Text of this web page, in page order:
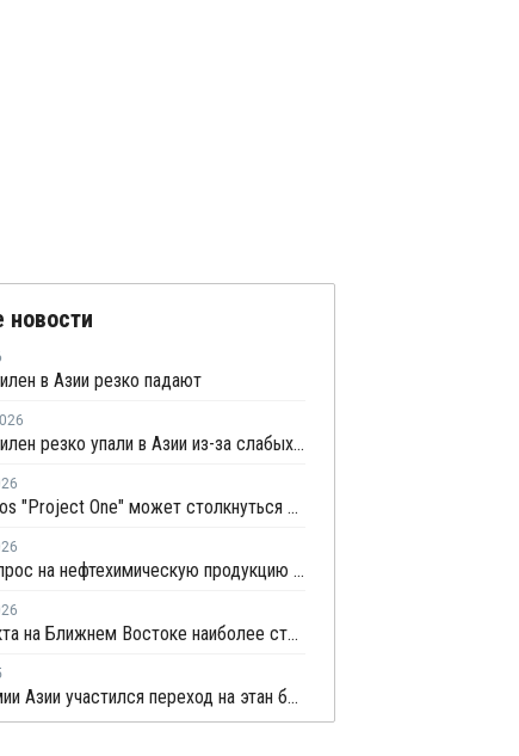
в Азии резко падают
Цены на этилен резко упали в Азии из-за слабых показателей в сегменте энергоносителей
Проект Ineos "Project One" может столкнуться с задержками на фоне ирано-американского конфликта
Мировой спрос на нефтехимическую продукцию в 2026 году может снизиться на 25%
От конфликта на Ближнем Востоке наиболее страдает химпром Европы и Азии
В нефтехимии Азии участился переход на этан благодаря дешевому сырью из США